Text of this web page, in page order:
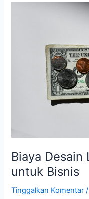
Biaya Desain
untuk Bisnis
Tinggalkan Komentar /
Profesional